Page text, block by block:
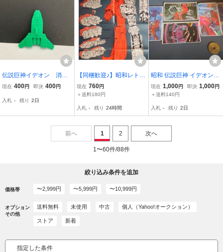
伝説巨神イデオン 消し
ゴム 戦闘機形態イデオ
物 送料無料
現在 400円 即決 400円
入札 - 残り 2日
【同梱歓迎♪】昭和レト
ロ・なつかしのアニメ両
面ポスター◇富野由悠季
オン」主役メカ／ベスと
現在 760円
＋送料180円
入札 - 残り 24時間
昭和 伝説巨神 イデオン A
/ 日本サンライズ
現在 1,000円 即決 1,000円
＋送料140円
入札 - 残り 2日
前へ 1 2 次へ
1〜60件/88件
絞り込み条件を追加
価格帯 〜2,999円 〜5,999円 〜10,999円
オプション
その他
送料無料 未使用 中古 個人（Yahoo!オークション）
ストア 新着
指定した条件